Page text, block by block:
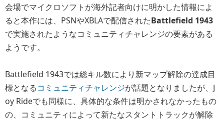
会場でマイクロソフトが海外記者向けに明かした情報によ
ると本作には、PSNやXBLAで配信されたBattlefield 1943
で実施されたようなコミュニティチャレンジの要素がある
ようです。
Battlefield 1943では総キル数により新マップ解除の達成目
標となるコミュニティチャレンジが話題となりましたが、J
oy Rideでも同様に、具体的な条件は明かされなかったもの
の、コミュニティによって新たなスタントトラックが解除